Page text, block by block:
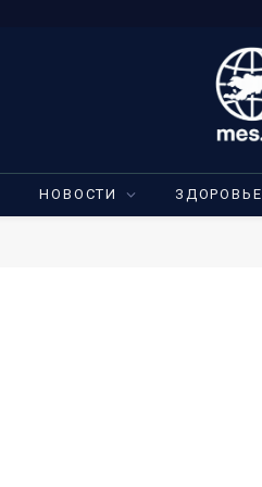
НОВОСТИ ЗДОРОВЬЕ